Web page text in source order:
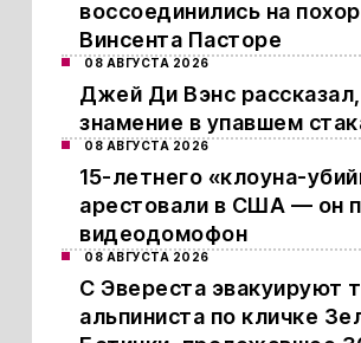
воссоединились на
Винсента Пасторе
08 АВГУСТА 2026
Джей Ди Вэнс
знамение в упавшем
08 АВГУСТА 2026
15-летнего «клоуна-
арестовали в США — он
видеодомофон
08 АВГУСТА 2026
С Эвереста эвакуируют
альпиниста по кличке